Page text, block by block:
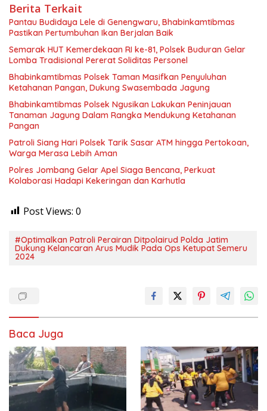
Berita Terkait
Pantau Budidaya Lele di Genengwaru, Bhabinkamtibmas
Pastikan Pertumbuhan Ikan Berjalan Baik
Semarak HUT Kemerdekaan RI ke-81, Polsek Buduran Gelar
Lomba Tradisional Pererat Soliditas Personel
Bhabinkamtibmas Polsek Taman Masifkan Penyuluhan
Ketahanan Pangan, Dukung Swasembada Jagung
Bhabinkamtibmas Polsek Ngusikan Lakukan Peninjauan
Tanaman Jagung Dalam Rangka Mendukung Ketahanan
Pangan
Patroli Siang Hari Polsek Tarik Sasar ATM hingga Pertokoan,
Warga Merasa Lebih Aman
Polres Jombang Gelar Apel Siaga Bencana, Perkuat
Kolaborasi Hadapi Kekeringan dan Karhutla
Post Views: 0
#Optimalkan Patroli Perairan Ditpolairud Polda Jatim
Dukung Kelancaran Arus Mudik Pada Ops Ketupat Semeru
2024
Baca Juga